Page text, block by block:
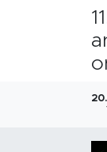
Kültür-
Magazin
Özel